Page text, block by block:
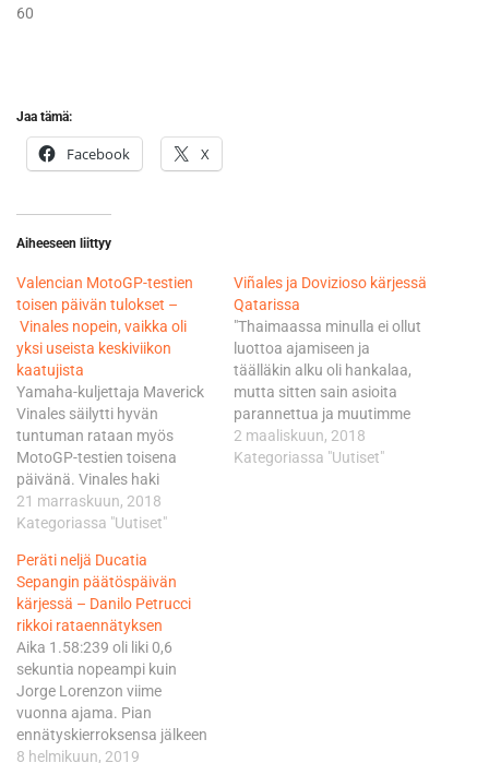
60
Jaa tämä:
Facebook X
Aiheeseen liittyy
Valencian MotoGP-testien
toisen päivän tulokset –
Vinales nopein, vaikka oli
yksi useista keskiviikon
kaatujista
Yamaha-kuljettaja Maverick
Vinales säilytti hyvän
tuntuman rataan myös
MotoGP-testien toisena
päivänä. Vinales haki
äärimmäistä kostetusta
Valencian radan pintaa
päivän, mutta painoi lopulta
parhaan ajan 1:30.757.
Eiliseen tapaan
keliolosuhteet olivat hiukan
vaativat, eivätkä kuljettajat
päässeet radalla heti
aamutuimaan, kuten he
toivoivat. Tälläkin kertaa
KTM:n tuore rekrytointi
21 marraskuun, 2018
Kategoriassa "Uutiset"
Viñales ja Dovizioso kärjessä
Qatarissa
"Thaimaassa minulla ei ollut
luottoa ajamiseen ja
täälläkin alku oli hankalaa,
mutta sitten sain asioita
parannettua ja muutimme
pyörää. Askel askeleelta
pääsimme kohti parempaa
2 maaliskuun, 2018
Kategoriassa "Uutiset"
Peräti neljä Ducatia
Sepangin päätöspäivän
kärjessä – Danilo Petrucci
rikkoi rataennätyksen
Aika 1.58:239 oli liki 0,6
sekuntia nopeampi kuin
Jorge Lorenzon viime
vuonna ajama. Pian
ennätyskierroksensa jälkeen
Petrucci kaatui ja rikkoi
8 helmikuun, 2019